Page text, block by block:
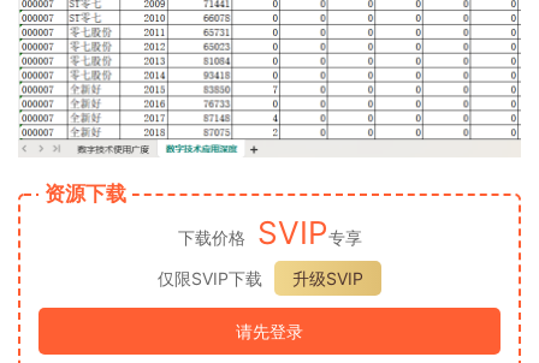
资源下载
下载价格 SVIP专享
仅限SVIP下载
升级SVIP
请先登录